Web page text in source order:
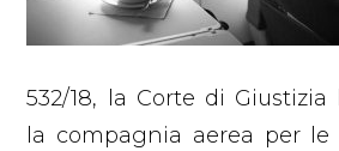
532/18, la Corte di
la compagnia aerea per